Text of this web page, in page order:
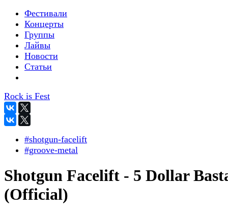
Фестивали
Концерты
Группы
Лайвы
Новости
Статьи
Rock is Fest
#shotgun-facelift
#groove-metal
Shotgun Facelift - 5 Dollar
(Official)